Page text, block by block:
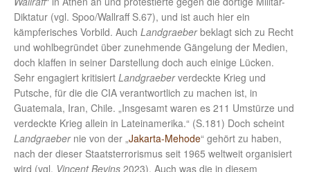
Diktatur (vgl. Spoo/Wallraff S.67), und ist auch hier ein
kämpferisches Vorbild. Auch Landgraeberbeklagt sich zu Recht
und wohlbegründet über zunehmende Gängelung der Medien,
doch klaffen in seiner Darstellung doch auch einige Lücken.
Sehr engagiert kritisiert Landgraeberverdeckte Krieg und
Putsche, für die die CIA verantwortlich zu machen ist, in
Guatemala, Iran, Chile. „Insgesamt waren es 211 Umstürze und
verdeckte Krieg allein in Lateinamerika.“ (S.181) Doch scheint
Landgraebernie von der „Jakarta-Mehode“ gehört zu haben,
nach der dieser Staatsterrorismus seit 1965 weltweit organisiert
wird (vgl. Vincent Bevins 2023). Auch was die in diesem